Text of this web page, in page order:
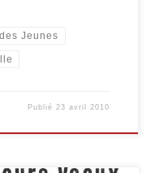
Jeunes
Publié23 avril 2010